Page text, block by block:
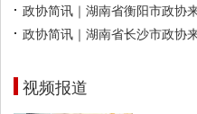
政协简讯｜湖南省衡阳市政协
政协简讯｜湖南省长沙市政协
视频报道